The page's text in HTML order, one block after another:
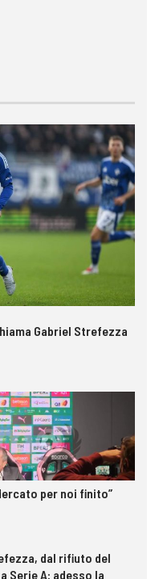
Gabriel Strefezza
per noi finito”
dal rifiuto del
Serie A: adesso la